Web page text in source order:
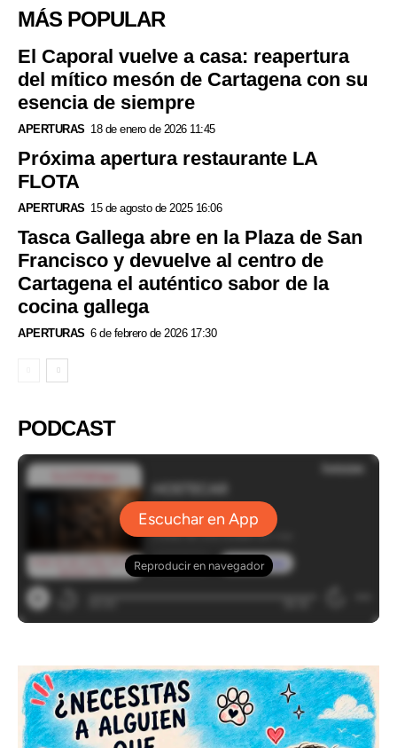
MÁS POPULAR
El Caporal vuelve a casa: reapertura
del mítico mesón de Cartagena con su
esencia de siempre
APERTURAS 18 de enero de 2026 11:45
Próxima apertura restaurante LA
FLOTA
APERTURAS 15 de agosto de 2025 16:06
Tasca Gallega abre en la Plaza de San
Francisco y devuelve al centro de
Cartagena el auténtico sabor de la
cocina gallega
APERTURAS 6 de febrero de 2026 17:30
PODCAST